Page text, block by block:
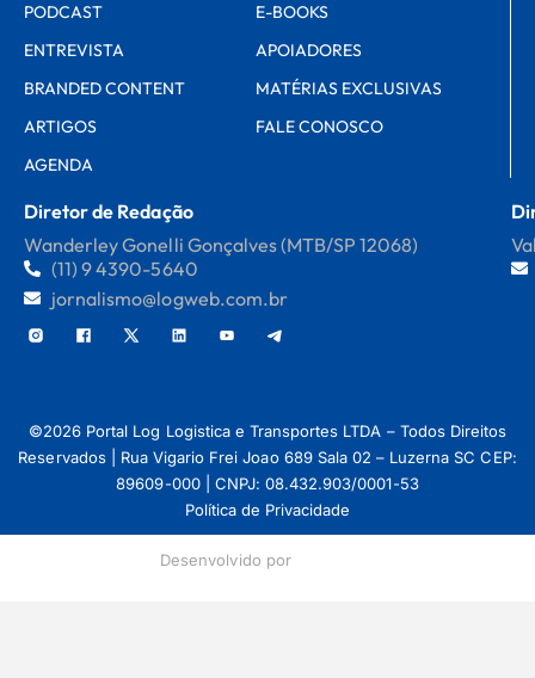
PODCAST
ENTREVISTA
BRANDED CONTENT
ARTIGOS
AGENDA
E-BOOKS
APOIADORES
MATÉRIAS EXCLUSIVAS
FALE CONOSCO
Diretor de Redação
Wanderley Gonelli Gonçalves (MTB/SP 12068)
(11) 9 4390-5640
jornalismo@logweb.com.br
©2026 Portal Log Logistica e Transportes LTDA – Todos Direitos
Reservados | Rua Vigario Frei Joao 689 Sala 02 – Luzerna SC CEP:
89609-000 | CNPJ: 08.432.903/0001-53
Política de Privacidade
Desenvolvido por